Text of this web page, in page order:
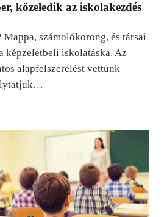
közeledik az iskolakezdés
számolókorong, és társai
képzeletbeli iskolatáska. Az
alapfelszerelést vettünk